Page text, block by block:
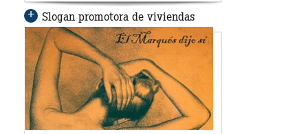
Slogan promotora de viviendas